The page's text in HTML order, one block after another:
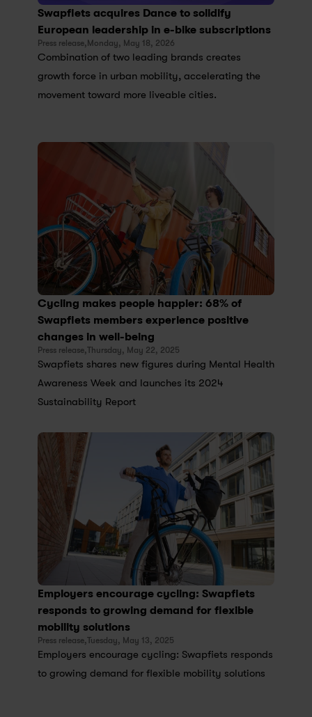
Swapfiets acquires Dance to solidify
European leadership in e-bike subscriptions
Press release, Monday, May 18, 2026
Combination of two leading brands creates
growth force in urban mobility, accelerating the
movement toward more liveable cities.
Cycling makes people happier: 68% of
Swapfiets members experience positive
changes in well-being
Press release,Thursday, May 22, 2025
Swapfiets shares new figures during Mental Health
Awareness Week and launches its 2024
Sustainability Report
Employers encourage cycling: Swapfiets
responds to growing demand for flexible
mobility solutions
Press release,Tuesday, May 13, 2025
Employers encourage cycling: Swapfiets responds
to growing demand for flexible mobility solutions